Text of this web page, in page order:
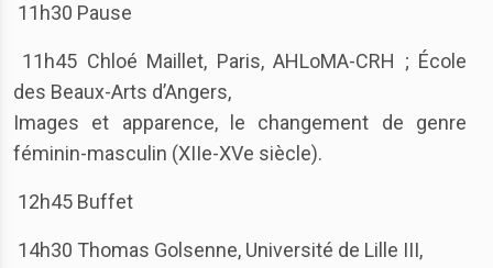
11h30 Pause
11h45 Chloé Maillet, Paris, AHLoMA-CRH ; École
des Beaux-Arts d’Angers,
Images et apparence, le changement de genre
féminin-masculin (XIIe-XVe siècle).
12h45 Buffet
14h30 Thomas Golsenne, Université de Lille III,